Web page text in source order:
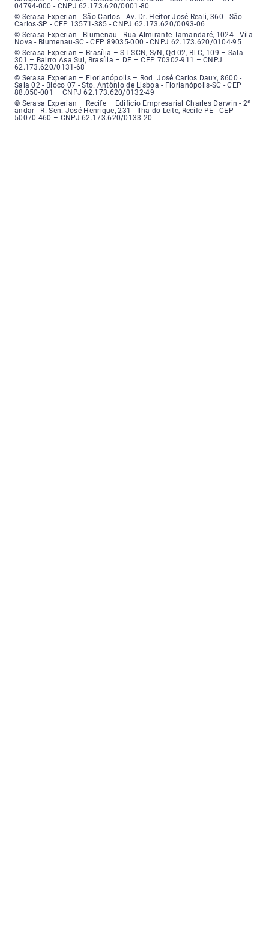
04794-000 - CNPJ 62.173.620/0001-80
Serasa Experian - São Carlos - Endereço: Avenida Doutor Heitor José
© Serasa Experian - São Carlos - Av. Dr. Heitor José Reali, 360 - São
Carlos-SP - CEP 13571-385 - CNPJ 62.173.620/0093-06
Serasa Experian - Blumenau - Endereço: Rua Almirante Tamandaré,
© Serasa Experian - Blumenau - Rua Almirante Tamandaré, 1024 - Vila
Nova - Blumenau-SC - CEP 89035-000 - CNPJ 62.173.620/0104-95
Serasa Experian - Brasília, Endereço: Setor Comercial Norte, sem
© Serasa Experian – Brasília – ST SCN, S/N, Qd 02, Bl C, 109 – Sala
301 – Bairro Asa Sul, Brasília – DF – CEP 70302-911 – CNPJ
62.173.620/0131-68
Serasa Experian - Florianópolis, Endereço: Rodovia José Carlos, número
© Serasa Experian – Florianópolis – Rod. José Carlos Daux, 8600 -
Sala 02 - Bloco 07 - Sto. Antônio de Lisboa - Florianópolis-SC - CEP
88.050-001 – CNPJ 62.173.620/0132-49
Serasa Experian - Recife, Endereço: Edifício Empresarial Charles Darwin,
© Serasa Experian – Recife – Edifício Empresarial Charles Darwin - 2º
andar - R. Sen. José Henrique, 231 - Ilha do Leite, Recife-PE - CEP
50070-460 – CNPJ 62.173.620/0133-20